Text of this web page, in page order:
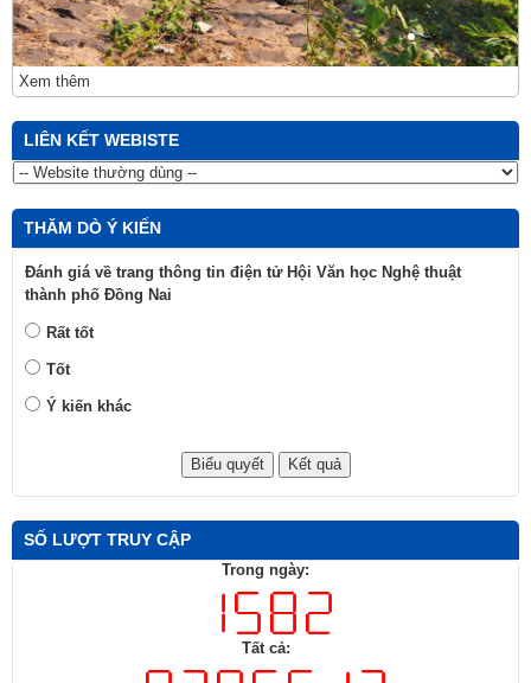
Xem thêm
LIÊN KẾT WEBISTE
THĂM DÒ Ý KIẾN
Đánh giá về trang thông tin điện tử Hội Văn học Nghệ thuật
thành phố Đồng Nai
Rất tốt
Tốt
Ý kiến khác
SỐ LƯỢT TRUY CẬP
Trong ngày:
Tất cả: